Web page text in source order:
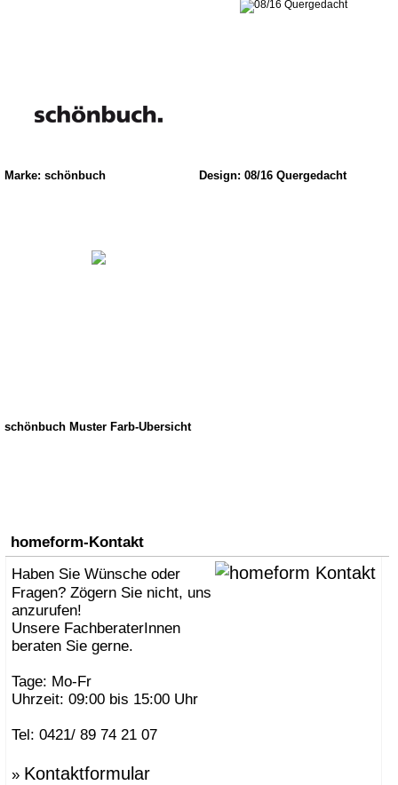
Marke: schönbuch Design: 08/16 Quergedacht
schönbuch Muster Farb-Übersicht
homeform-Kontakt
Haben Sie Wünsche oder
Fragen? Zögern Sie nicht, uns
anzurufen!
Unsere FachberaterInnen
beraten Sie gerne.
Tage: Mo-Fr
Uhrzeit: 09:00 bis 15:00 Uhr
Tel: 0421/ 89 74 21 07
» Kontaktformular